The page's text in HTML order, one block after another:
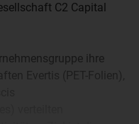
C2 Capital
ihre
Evertis (PET-Folien),